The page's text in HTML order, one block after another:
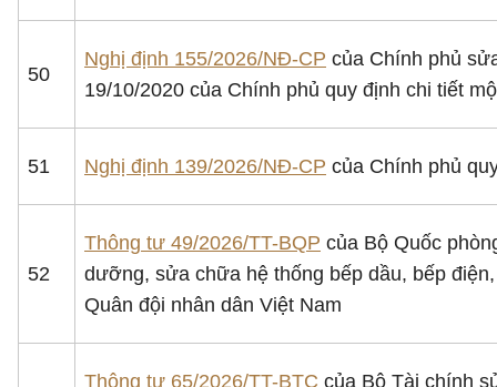
50
Nghị định 155/2026/NĐ-CP của Chính phủ
19/10/2020 của Chính phủ quy định chi tiết
51 Nghị định 139/2026/NĐ-CP của Chính phủ
52
Thông tư 49/2026/TT-BQP của Bộ Quốc
dưỡng, sửa chữa hệ thống bếp dầu, bếp
Quân đội nhân dân Việt Nam
Thông tư 65/2026/TT-BTC của Bộ Tài chính